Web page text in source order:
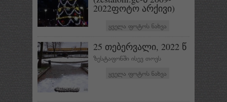
2022ფოტო არქივი)
ყველა ფოტოს ნახვა
25 თებერვალი, 2022 წ
ზესტაფონში ისევ თოვს
ყველა ფოტოს ნახვა